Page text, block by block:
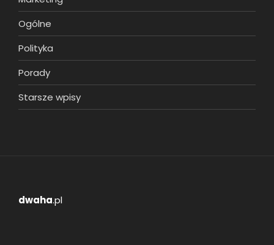
Ogólne
Polityka
Porady
Starsze wpisy
dwaha.pl